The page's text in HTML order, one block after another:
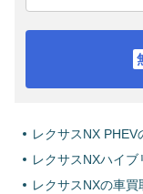
レクサスNX
レクサスNXハイ
レクサスNXの車